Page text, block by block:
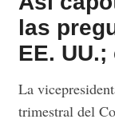
las
EE. UU.;
La
trimestral del